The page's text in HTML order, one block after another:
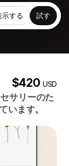
する 試す
$420USD
サリーのた
います。